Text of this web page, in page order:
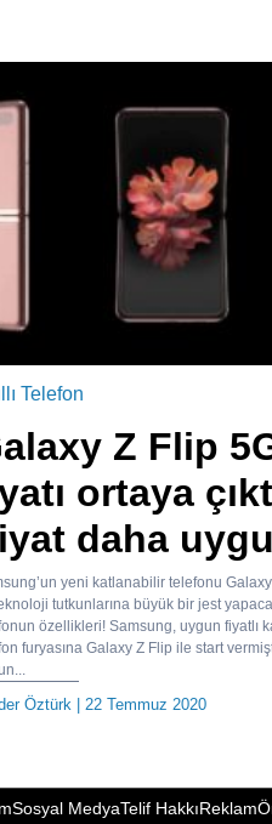
Telefon
Z Flip
ortaya
daha
yeni katlanabilir telefonu Galaxy
tutkunlarına büyük bir jest
özellikleri! Samsung, uygun fiyatlı
furyasına Galaxy Z Flip ile start
Öztürk | 22 Temmuz 2020
Sosyal MedyaTelif HakkıReklam